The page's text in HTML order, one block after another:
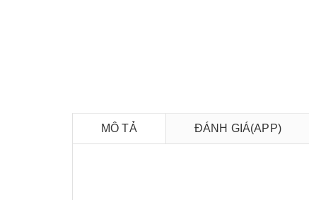
MÔ TẢ ĐÁNH GIÁ(APP)